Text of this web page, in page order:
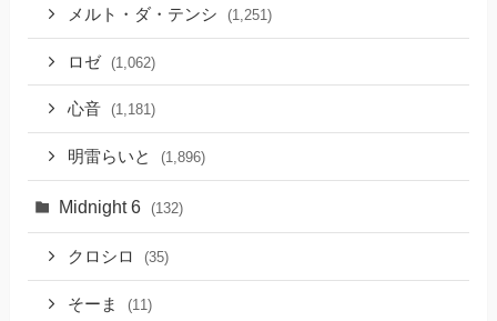
メルト・ダ・テンシ (1,251)
ロゼ (1,062)
心音 (1,181)
明雷らいと (1,896)
Midnight 6 (132)
クロシロ (35)
そーま (11)